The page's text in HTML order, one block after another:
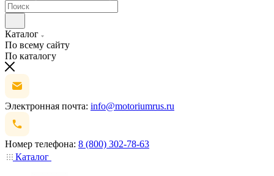
Каталог
По всему сайту
По каталогу
Электронная почта: info@motoriumrus.ru
Номер телефона: 8 (800) 302-78-63
Каталог